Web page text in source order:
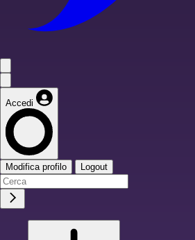
Accedi
Modifica profilo Logout